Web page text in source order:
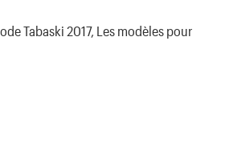
Tabaski 2017, Les modèles pour